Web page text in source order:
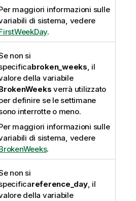
maggiori informazioni sulle
di sistema, vedere
.
non si
broken_weeks, il
della variabile
verrà utilizzato
definire se le settimane
interrotte o meno.
maggiori informazioni sulle
di sistema, vedere
.
non si
reference_day, il
della variabile